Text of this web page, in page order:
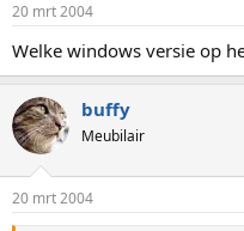
20 mrt 2004
Welke windows versie op
buffy
Meubilair
20 mrt 2004